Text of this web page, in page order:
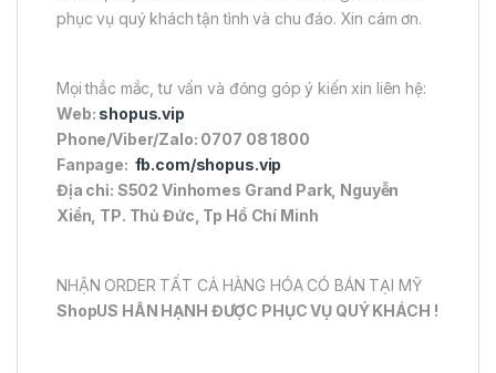
phục vụ quý khách tận tình và chu đáo. Xin cám ơn.
Mọi thắc mắc, tư vấn và đóng góp ý kiến xin liên hệ:
Web: shopus.vip
Phone/Viber/Zalo: 0707 08 1800
Fanpage: fb.com/shopus.vip
Địa chỉ: S502 Vinhomes Grand Park, Nguyễn
Xiển, TP. Thủ Đức, Tp Hồ Chí Minh
NHẬN ORDER TẤT CẢ HÀNG HÓA CÓ BÁN TẠI MỸ
ShopUS HÂN HẠNH ĐƯỢC PHỤC VỤ QUÝ KHÁCH !